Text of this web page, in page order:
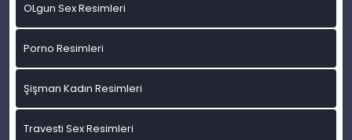
OLgun Sex Resimleri
Porno Resimleri
Şişman Kadın Resimleri
Travesti Sex Resimleri